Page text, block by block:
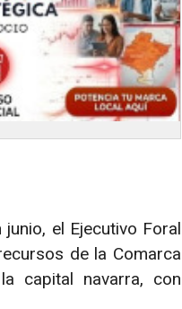
el Ejecutivo Foral
de la Comarca
capital navarra, con